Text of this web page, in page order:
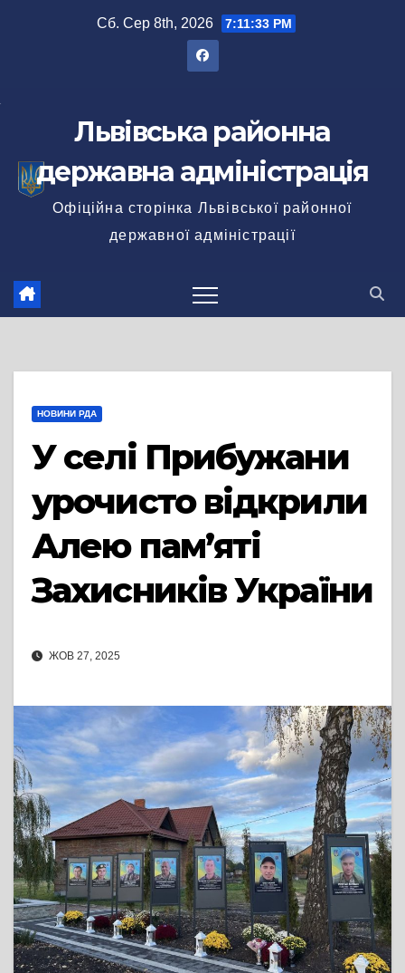
Сб. Сер 8th, 2026 7:11:34 PM
Львівська районна
державна адміністрація
Офіційна сторінка Львівської районної
державної адміністрації
НОВИНИ РДА
У селі Прибужани
урочисто відкрили
Алею пам’яті
Захисників України
ЖОВ 27, 2025